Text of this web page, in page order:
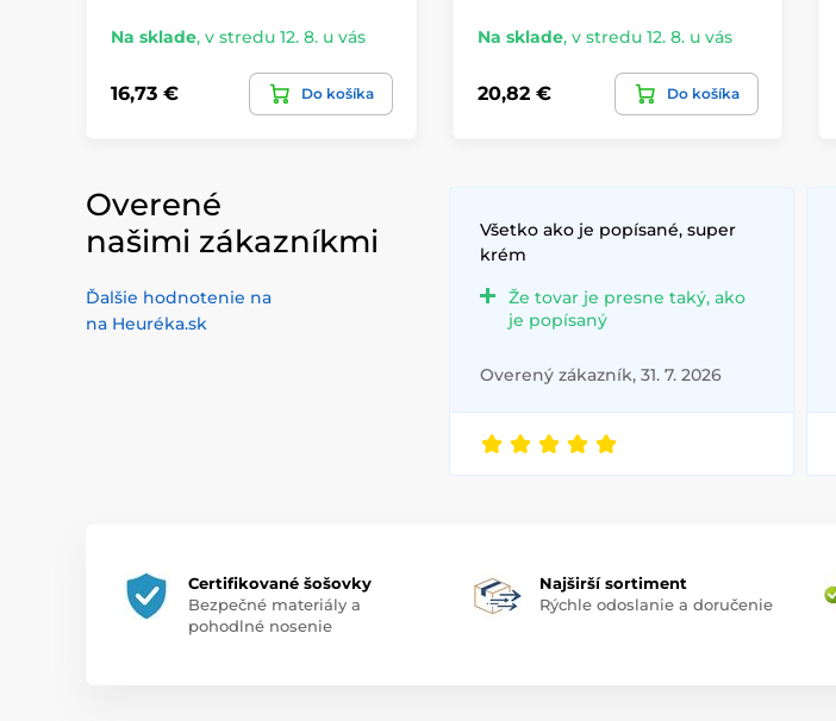
Na sklade, v stredu 12. 8. u vás
16,73 € Do košíka
Na sklade, v stredu 12. 8. u vás
20,82 € Do košíka
Overené
našimi zákazníkmi
Ďalšie hodnotenie na
na Heuréka.sk
Všetko ako je popísané, super
krém
Že tovar je presne taký, ako
je popísaný
Overený zákazník, 31. 7. 2026
Certifikované šošovky
Bezpečné materiály a
pohodlné nosenie
Najširší sortiment
Rýchle odoslanie a doručenie